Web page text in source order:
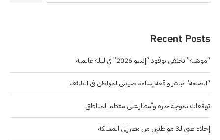
Recent Posts
“موهبة” تحتفي بوفود “إنسو 2026” في ليلة عالمية
“الصحة” تباشر واقعة إساءة صيدلي لمواطن في الطائف
توقعات بموجة حارة وأمطار على معظم المناطق
إخلاء طبي لـ3 مواطنين من مصر إلى المملكة